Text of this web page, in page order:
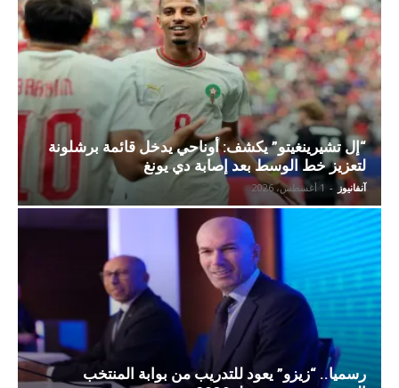
“إل تشيرينغيتو” يكشف: أوناحي يدخل قائمة برشلونة
لتعزيز خط الوسط بعد إصابة دي يونغ
آنفانيوز - 1 أغسطس، 2026
رسميا.. “زيزو” يعود للتدريب من بوابة المنتخب